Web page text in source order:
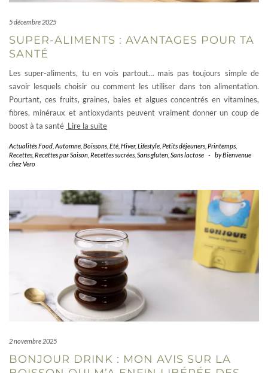
5 décembre 2025
SUPER-ALIMENTS : AVANTAGES POUR TA
SANTÉ
Les super-aliments, tu en vois partout… mais pas toujours simple de
savoir lesquels choisir ou comment les utiliser dans ton alimentation.
Pourtant, ces fruits, graines, baies et algues concentrés en vitamines,
fibres, minéraux et antioxydants peuvent vraiment donner un coup de
boost à ta santé Lire la suite
Actualités Food Automne Boissons Eté Hiver, Lifestyle Petits déjeuners Printemps
Recettes Recettes par Saison Recettes sucrées Sans gluten Sans lactose - byBienvenue
chez Vero
2 novembre 2025
BONJOUR DRINK : MON AVIS SUR LA